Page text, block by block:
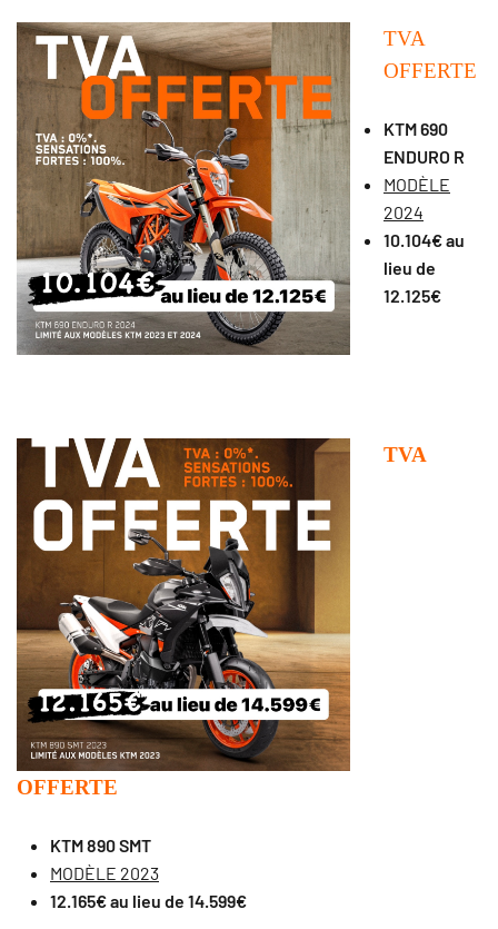
TVA
OFFERTE
KTM 690
ENDURO R
MODÈLE
2024
10.104€ au
lieu de
12.125€
TVA
OFFERTE
KTM 890 SMT
MODÈLE 2023
12.165€ au lieu de 14.599€